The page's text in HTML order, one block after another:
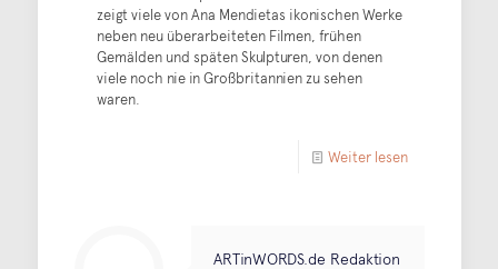
zeigt viele von Ana Mendietas ikonischen Werke
neben neu überarbeiteten Filmen, frühen
Gemälden und späten Skulpturen, von denen
viele noch nie in Großbritannien zu sehen
waren.
Weiter lesen
ARTinWORDS.de Redaktion